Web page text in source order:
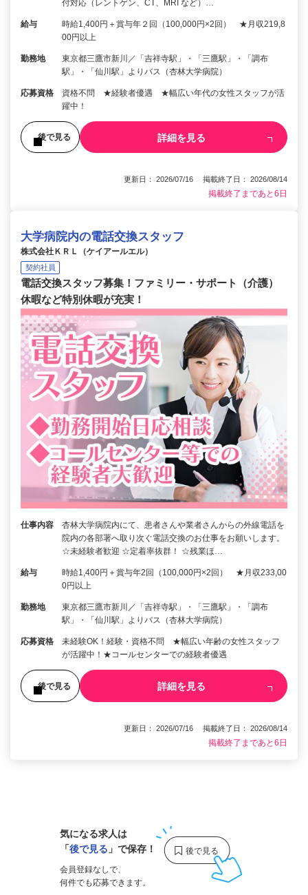
付対応（レントゲン、CT、MRI など）…
給与
時給1,400円＋賞与年２回（100,000円×2回） ★月収219,8
00円以上
勤務地
東京都三鷹市新川／「吉祥寺駅」・「三鷹駅」・「調布
駅」・「仙川駅」よりバス（杏林大学病院）
応募資格
資格不問 ★経験者優遇 ★幅広い年代の女性スタッフが活
躍中！
後で見る 詳細を見る
更新日： 2026/07/16 掲載終了日： 2026/08/14
掲載終了まであと6日
大学病院内の電話交換スタッフ
株式会社ＫＲＬ（ケイアールエル）
契約社員
電話交換スタッフ募集！ファミリー・サポート（介護）
休暇など特別休暇が充実！
仕事内容
杏林大学病院内にて、患者さんや業者さんからの外線電話を
院内の各部署へ取り次ぐ電話交換のお仕事をお願いします。
☆未経験者歓迎 ☆定着率抜群！ ☆残業ほ…
給与
時給1,400円＋賞与年2回（100,000円×2回） ★月収233,00
0円以上
勤務地
東京都三鷹市新川／「吉祥寺駅」・「三鷹駅」・「調布
駅」・「仙川駅」よりバス（杏林大学病院）
応募資格
未経験OK！経験・資格不問 ★幅広い年齢の女性スタッフ
が活躍中！★コールセンターでの経験者優遇
後で見る 詳細を見る
更新日： 2026/07/16 掲載終了日： 2026/08/14
掲載終了まであと6日
気になる求人は
「後で見る 」で保存！
会員登録なしで、
何件でも応募できます。